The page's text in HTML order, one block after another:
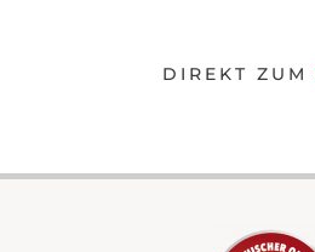
DIREKT ZUM